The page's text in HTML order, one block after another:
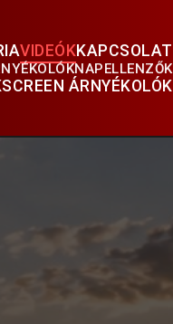
VIDEÓKKAPCSOLAT
NAPELLENZŐK
SCREEN ÁRNYÉKOLÓK